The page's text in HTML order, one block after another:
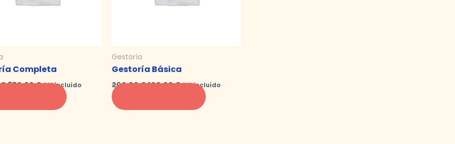
Completa
€350,00€IVA incluido
Gestoría
Gestoría Básica​
200,00€100,00€IVA incluido